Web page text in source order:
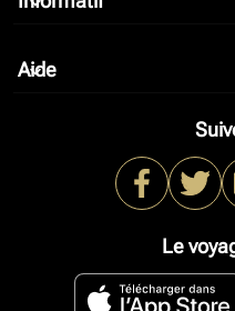
Aide
keyboard_arrow_down
Le